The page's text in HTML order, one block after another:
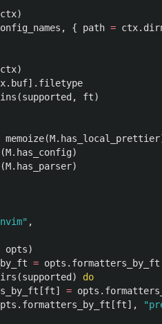
ctx)
, { path = ctx.
ctx)
. buf]. filetype
(supported , ft)
memoize(M. has_local_prettier
(M. has_config)
(M. has_parser)
,
opts)
= opts . formatters_by_ft
(supported )
do
[ft] = opts .
. formatters_by_ft [ft],